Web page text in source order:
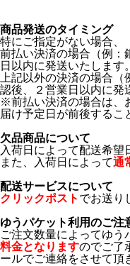
商品発送のタイミング
特にご指定がない場合、
前払い決済の場合（例
日以内に発送いたします。
上記以外の決済の場合
認後、２営業日以内に発
※前払い決済の場合は、
届け予定日が前後するこ
欠品商品について
入荷日によって配送希望
また、入荷日によって通
配送サービスについて
クリックポスト でお送り
ゆうパケット利用のご注
ご注文数量によってゆう
料金となりますのでご了
ールでご連絡をさせて頂